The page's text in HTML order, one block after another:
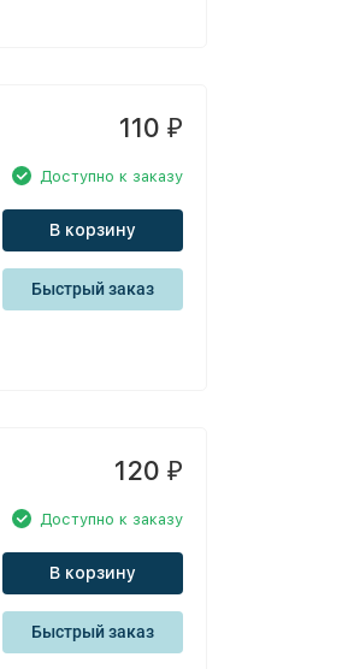
110 ₽
Доступно к заказу
В корзину
Быстрый заказ
120 ₽
Доступно к заказу
В корзину
Быстрый заказ